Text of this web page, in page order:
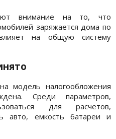
внимание на то, что
заряжается дома по
на общую систему
модель налогообложения
Среди параметров,
для расчетов,
авто, емкость батареи и